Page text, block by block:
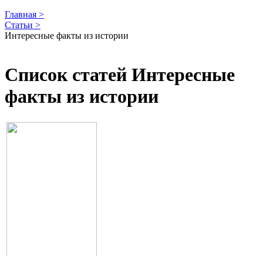
Главная >
Статьи >
Интересные факты из истории
Список статей Интересные
факты из истории